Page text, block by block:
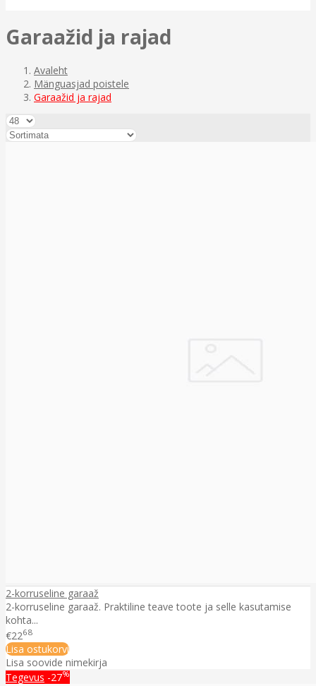
Garaažid ja rajad
Avaleht
Mänguasjad poistele
Garaažid ja rajad
2-korruseline garaaž
2-korruseline garaaž. Praktiline teave toote ja selle kasutamise
kohta...
€2268
Lisa ostukorvi
Lisa soovide nimekirja
Tegevus -27%